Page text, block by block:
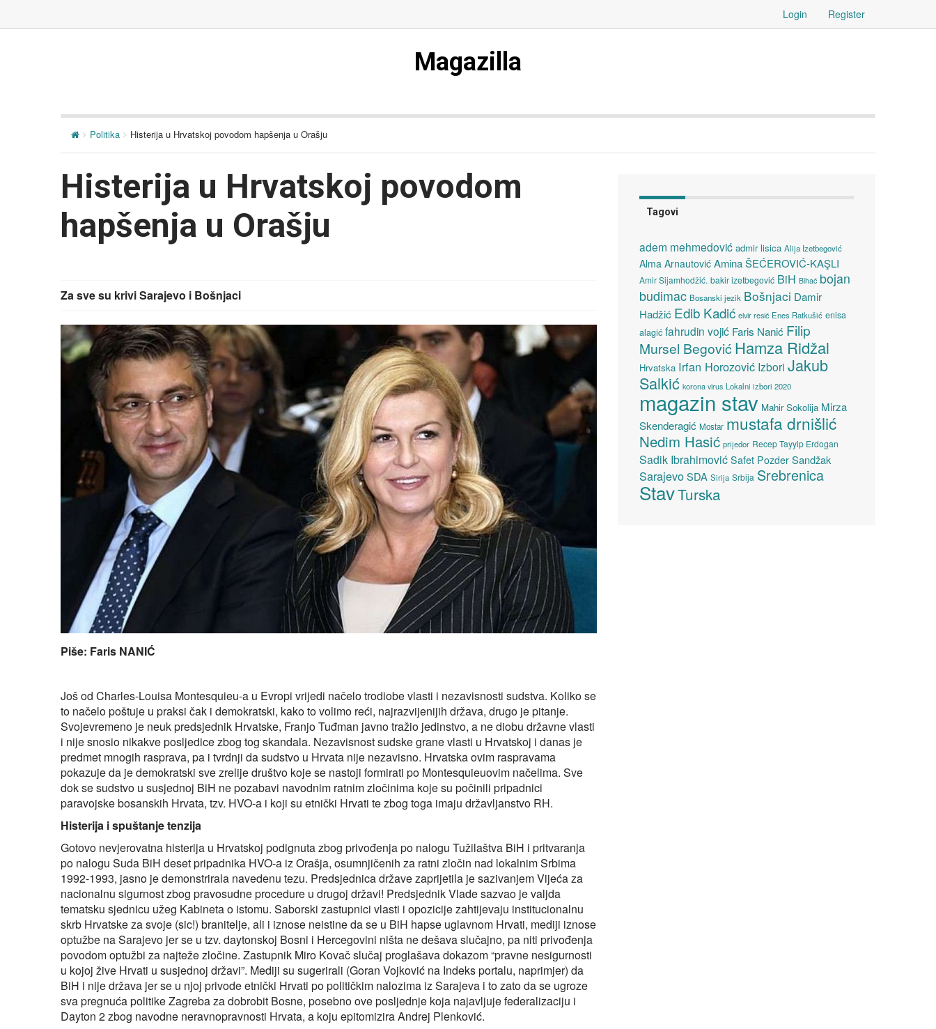
Login Register
Magazilla
Politika Histerija u Hrvatskoj povodom hapšenja u Orašju
Histerija u Hrvatskoj povodom
hapšenja u Orašju
Za sve su krivi Sarajevo i Bošnjaci
Piše: Faris NANIĆ
Još od Charles-Louisa Montesquieu-a u Evropi vrijedi načelo trodiobe vlasti i nezavisnosti sudstva. Koliko se
to načelo poštuje u praksi čak i demokratski, kako to volimo reći, najrazvijenijih država, drugo je pitanje.
Svojevremeno je neuk predsjednik Hrvatske, Franjo Tuđman javno tražio jedinstvo, a ne diobu državne vlasti
i nije snosio nikakve posljedice zbog tog skandala. Nezavisnost sudske grane vlasti u Hrvatskoj i danas je
predmet mnogih rasprava, pa i tvrdnji da sudstvo u Hrvata nije nezavisno. Hrvatska ovim raspravama
pokazuje da je demokratski sve zrelije društvo koje se nastoji formirati po Montesquieuovim načelima. Sve
dok se sudstvo u susjednoj BiH ne pozabavi navodnim ratnim zločinima koje su počinili pripadnici
paravojske bosanskih Hrvata, tzv. HVO-a i koji su etnički Hrvati te zbog toga imaju državljanstvo RH.
Histerija i spuštanje tenzija
Gotovo nevjerovatna histerija u Hrvatskoj podignuta zbog privođenja po nalogu Tužilaštva BiH i pritvaranja
po nalogu Suda BiH deset pripadnika HVO-a iz Orašja, osumnjičenih za ratni zločin nad lokalnim Srbima
1992-1993, jasno je demonstrirala navedenu tezu. Predsjednica države zaprijetila je sazivanjem Vijeća za
nacionalnu sigurnost zbog pravosudne procedure u drugoj državi! Predsjednik Vlade sazvao je valjda
tematsku sjednicu užeg Kabineta o istomu. Saborski zastupnici vlasti i opozicije zahtijevaju institucionalnu
skrb Hrvatske za svoje (sic!) branitelje, ali i iznose neistine da se u BiH hapse uglavnom Hrvati, mediji iznose
optužbe na Sarajevo jer se u tzv. daytonskoj Bosni i Hercegovini ništa ne dešava slučajno, pa niti privođenja
povodom optužbi za najteže zločine. Zastupnik Miro Kovač slučaj proglašava dokazom “pravne nesigurnosti
u kojoj žive Hrvati u susjednoj državi”. Mediji su sugerirali (Goran Vojković na Indeks portalu, naprimjer) da
BiH i nije država jer se u njoj privode etnički Hrvati po političkim nalozima iz Sarajeva i to zato da se ugroze
sva pregnuća politike Zagreba za dobrobit Bosne, posebno ove posljednje koja najavljuje federalizaciju i
Dayton 2 zbog navodne neravnopravnosti Hrvata, a koju epitomizira Andrej Plenković.
Tagovi
adem mehmedović admir lisica Alija Izetbegović
Alma Arnautović Amina ŠEĆEROVIĆ-KAŞLI
Amir Sijamhodžić. bakir izetbegović BiH Bihać bojan
budimac Bosanski jezik Bošnjaci Damir
Hadžić Edib Kadić elvir resić Enes Ratkušić enisa
alagić fahrudin vojić Faris Nanić Filip
Mursel Begović Hamza Ridžal
Hrvatska Irfan Horozović Izbori Jakub
Salkić korona virus Lokalni izbori 2020
magazin stav Mahir Sokolija Mirza
Skenderagić Mostar mustafa drnišlić
Nedim Hasić prijedor Recep Tayyip Erdogan
Sadik Ibrahimović Safet Pozder Sandžak
SarajevoSDA Sirija Srbija Srebrenica
StavTurska